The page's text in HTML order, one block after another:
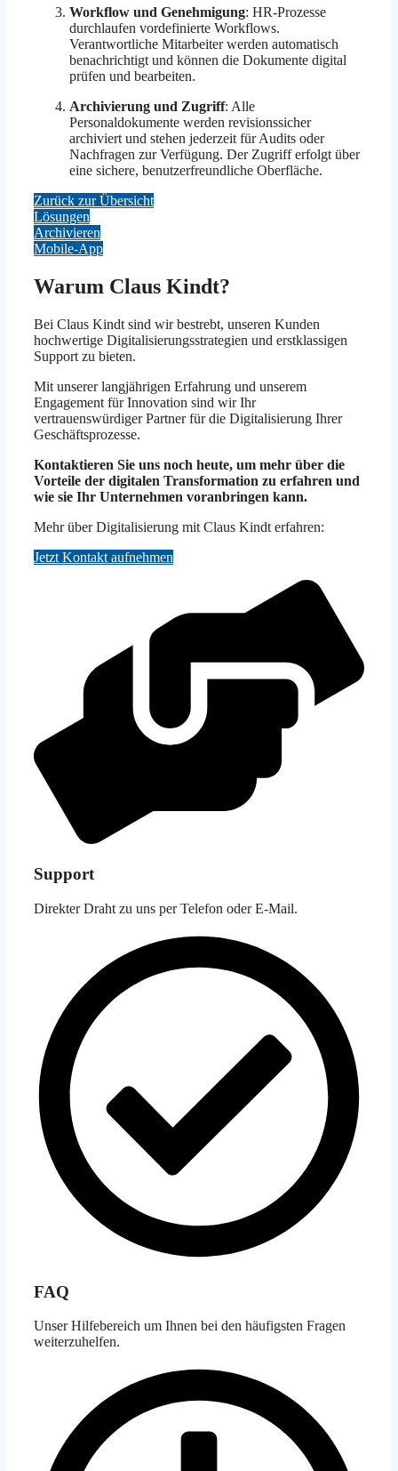
Workflow und Genehmigung: HR-Prozesse
durchlaufen vordefinierte Workflows.
Verantwortliche Mitarbeiter werden automatisch
benachrichtigt und können die Dokumente digital
prüfen und bearbeiten.
Archivierung und Zugriff: Alle
Personaldokumente werden revisionssicher
archiviert und stehen jederzeit für Audits oder
Nachfragen zur Verfügung. Der Zugriff erfolgt über
eine sichere, benutzerfreundliche Oberfläche.
Zurück zur Übersicht
Lösungen
Archivieren
Mobile-App
Warum Claus Kindt?
Bei Claus Kindt sind wir bestrebt, unseren Kunden
hochwertige Digitalisierungsstrategien und erstklassigen
Support zu bieten.
Mit unserer langjährigen Erfahrung und unserem
Engagement für Innovation sind wir Ihr
vertrauenswürdiger Partner für die Digitalisierung Ihrer
Geschäftsprozesse.
Kontaktieren Sie uns noch heute, um mehr über die
Vorteile der digitalen Transformation zu erfahren und
wie sie Ihr Unternehmen voranbringen kann.
Mehr über Digitalisierung mit Claus Kindt erfahren:
Jetzt Kontakt aufnehmen
Support
Direkter Draht zu uns per Telefon oder E-Mail.
FAQ
Unser Hilfebereich um Ihnen bei den häufigsten Fragen
weiterzuhelfen.